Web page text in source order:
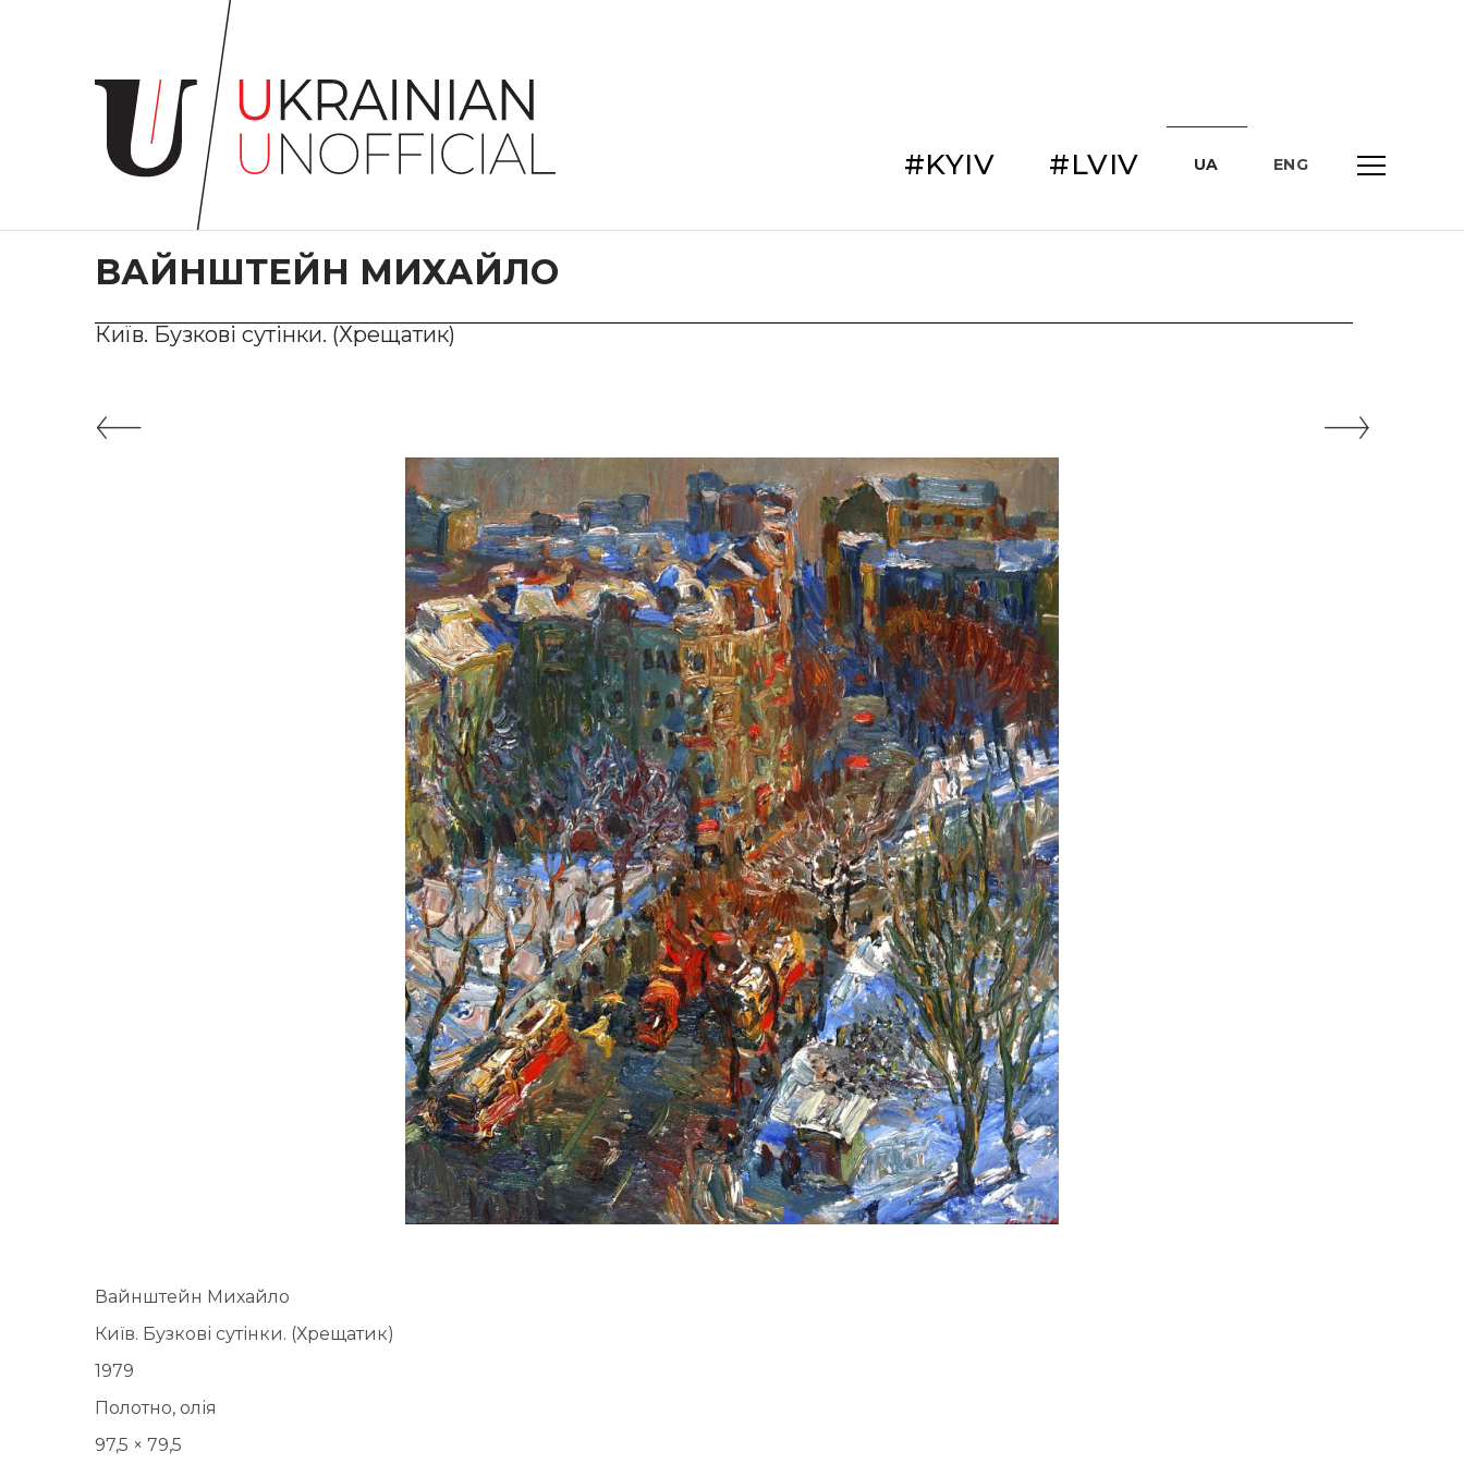
Головна
проєкт
Художники
Колекції
Контакти
#LVIV
#KYIV #LVIV UA ENG
ВАЙНШТЕЙН МИХАЙЛО
Київ. Бузкові сутінки. (Хрещатик)
Вайнштейн Михайло
Київ. Бузкові сутінки. (Хрещатик)
1979
Полотно, олія
97,5 × 79,5